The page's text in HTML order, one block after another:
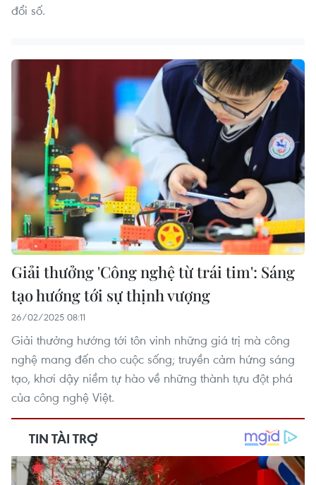
đổi số.
Giải thưởng 'Công nghệ từ trái tim': Sáng
tạo hướng tới sự thịnh vượng
26/02/2025 08:11
Giải thưởng hướng tới tôn vinh những giá trị mà công
nghệ mang đến cho cuộc sống; truyền cảm hứng sáng
tạo, khơi dậy niềm tự hào về những thành tựu đột phá
của công nghệ Việt.